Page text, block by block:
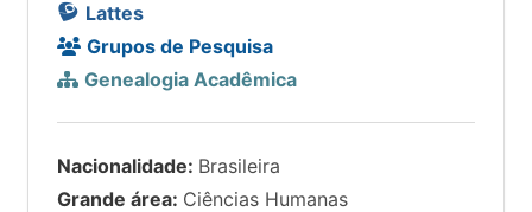
Lattes
Grupos de Pesquisa
Genealogia Acadêmica
Nacionalidade: Brasileira
Grande área: Ciências Humanas